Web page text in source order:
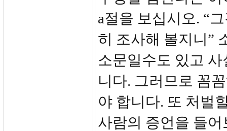
a절을 보십시오. “
히 조사해 볼지니”
소문일수도 있고
니다. 그러므로 꼼
야 합니다. 또 처벌
사람의 증언을 들